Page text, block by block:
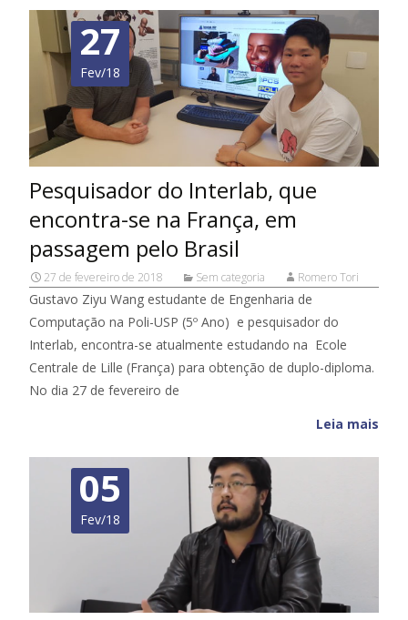
27
Fev/18
Pesquisador do Interlab, que
encontra-se na França, em
passagem pelo Brasil
27 de fevereiro de 2018 Sem categoria Romero Tori
Gustavo Ziyu Wang estudante de Engenharia de
Computação na Poli-USP (5º Ano) e pesquisador do
Interlab, encontra-se atualmente estudando na Ecole
Centrale de Lille (França) para obtenção de duplo-diploma.
No dia 27 de fevereiro de
Leia mais
05
Fev/18